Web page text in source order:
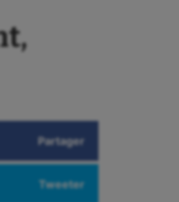
Partager
Tweeter